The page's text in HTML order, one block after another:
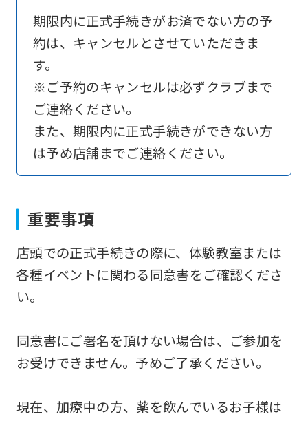
期限内に正式手続きがお済でない方の予
約は、キャンセルとさせていただきま
す。
※ご予約のキャンセルは必ずクラブまで
ご連絡ください。
また、期限内に正式手続きができない方
は予め店舗までご連絡ください。
重要事項
店頭での正式手続きの際に、体験教室または
各種イベントに関わる同意書をご確認くださ
い。
同意書にご署名を頂けない場合は、ご参加を
お受けできません。予めご了承ください。
現在、加療中の方、薬を飲んでいるお子様は
link
below
(start
automatic
translation)
to
return
to
However,
if
an
automatic
service,